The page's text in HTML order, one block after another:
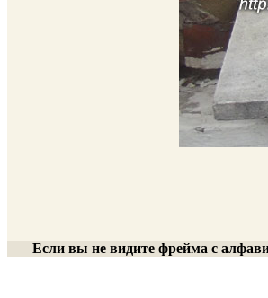
Если вы не видите фрейма с